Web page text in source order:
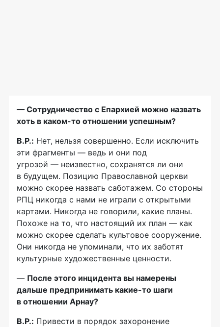
— Сотрудничество с Епархией можно назвать
хоть в каком-то отношении успешным?
В.Р.: Нет, нельзя совершенно. Если исключить
эти фрагменты — ведь и они под
угрозой — неизвестно, сохранятся ли они
в будущем. Позицию Православной церкви
можно скорее назвать саботажем. Со стороны
РПЦ никогда с нами не играли с открытыми
картами. Никогда не говорили, какие планы.
Похоже на то, что настоящий их план — как
можно скорее сделать культовое сооружение.
Они никогда не упоминали, что их заботят
культурные художественные ценности.
— После этого инцидента вы намерены
дальше предпринимать какие-то шаги
в отношении Арнау?
В.Р.: Привести в порядок захоронение